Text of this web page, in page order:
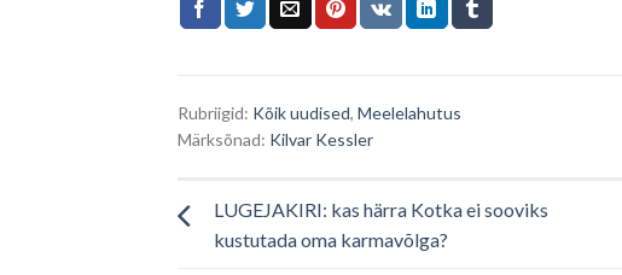
Rubriigid: Kõik uudised, Meelelahutus
Märksõnad: Kilvar Kessler
LUGEJAKIRI: kas härra Kotka ei sooviks
kustutada oma karmavõlga?